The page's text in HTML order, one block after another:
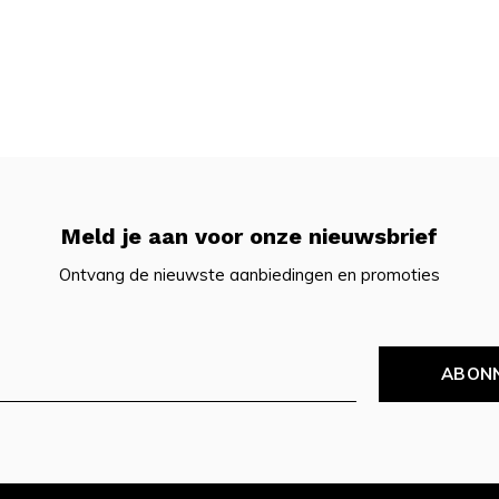
Meld je aan voor onze nieuwsbrief
Ontvang de nieuwste aanbiedingen en promoties